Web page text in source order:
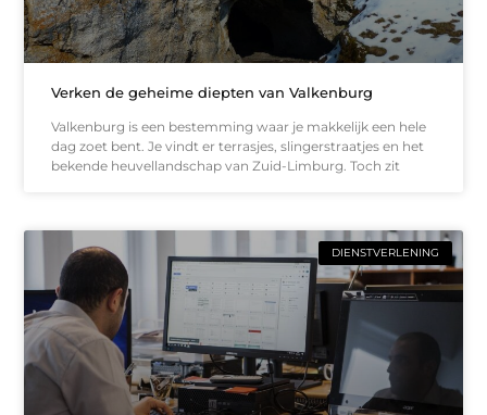
Verken de geheime diepten van Valkenburg
Valkenburg is een bestemming waar je makkelijk een hele
dag zoet bent. Je vindt er terrasjes, slingerstraatjes en het
bekende heuvellandschap van Zuid-Limburg. Toch zit
DIENSTVERLENING